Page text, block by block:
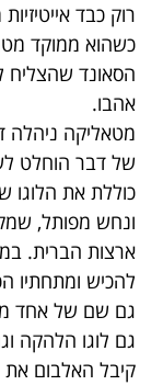
רוק כבד
כשהוא ממוקד
הסאונד
אהבו.
מטאליקה ניהלה
של דבר הוחלט
כוללת את הלוגו
ונחש מפותל,
ארצות הברית.
גם שם של אחד
גם לוגו הלהקה
קיבל האלבום את